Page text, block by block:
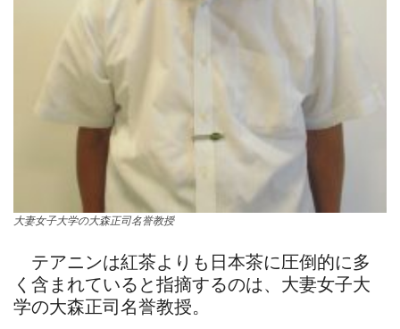
大妻女子大学の大森正司名誉教授
テアニンは紅茶よりも日本茶に圧倒的に多
く含まれていると指摘するのは、大妻女子大
学の大森正司名誉教授。